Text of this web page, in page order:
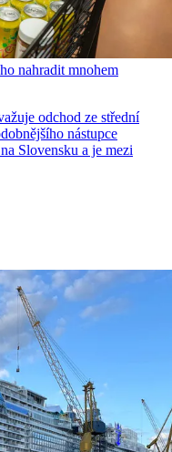
nahradit mnohem
odchod ze střední
nástupce
Slovensku a je mezi